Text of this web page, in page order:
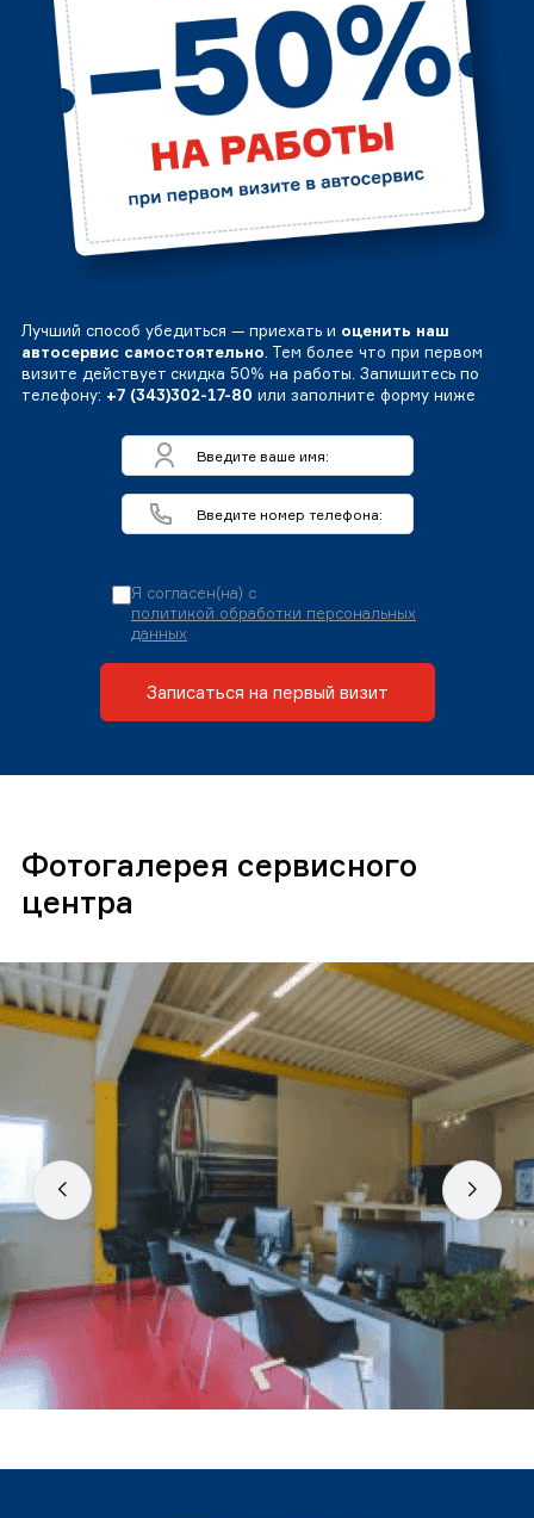
Лучший способ убедиться — приехать и оценить наш
автосервис самостоятельно. Тем более что при первом
визите действует скидка 50% на работы. Запишитесь по
телефону: +7 (343)302-17-80 или заполните форму ниже
Я согласен(на) с
политикой обработки персональных
данных
Записаться на первый визит
Фотогалерея сервисного
центра